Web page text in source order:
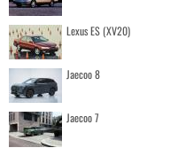
Lexus ES (XV20)
Jaecoo 8
Jaecoo 7